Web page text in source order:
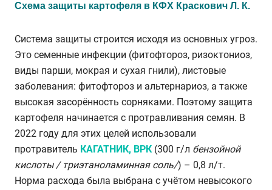
Схема защиты картофеля в КФХ Краскович Л. К.
Система защиты строится исходя из основных угроз.
Это семенные инфекции (фитофтороз, ризоктониоз,
виды парши, мокрая и сухая гнили), листовые
заболевания: фитофтороз и альтернариоз, а также
высокая засорённость сорняками. Поэтому защита
картофеля начинается с протравливания семян. В
2022 году для этих целей использовали
протравитель КАГАТНИК, ВРК(300 г/л бензойной
кислоты / триэтаноламинная соль/) – 0,8 л/т.
Норма расхода была выбрана с учётом невысокого